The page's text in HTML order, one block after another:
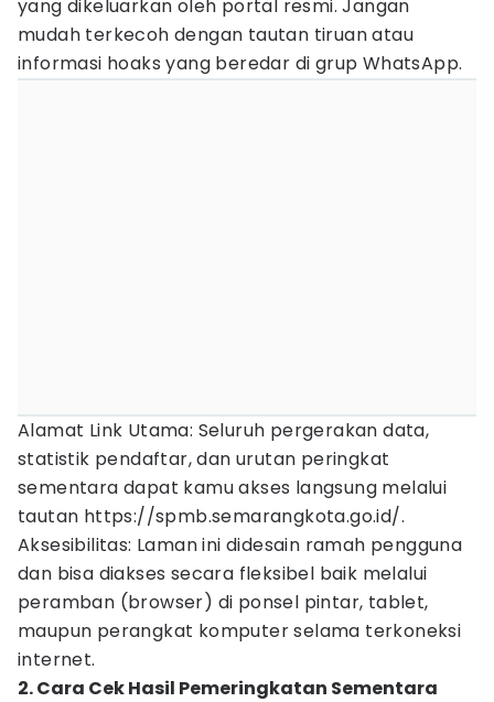
yang dikeluarkan oleh portal resmi. Jangan
mudah terkecoh dengan tautan tiruan atau
informasi hoaks yang beredar di grup WhatsApp.
Alamat Link Utama: Seluruh pergerakan data,
statistik pendaftar, dan urutan peringkat
sementara dapat kamu akses langsung melalui
tautan https://spmb.semarangkota.go.id/.
Aksesibilitas: Laman ini didesain ramah pengguna
dan bisa diakses secara fleksibel baik melalui
peramban (browser) di ponsel pintar, tablet,
maupun perangkat komputer selama terkoneksi
internet.
2. Cara Cek Hasil Pemeringkatan Sementara